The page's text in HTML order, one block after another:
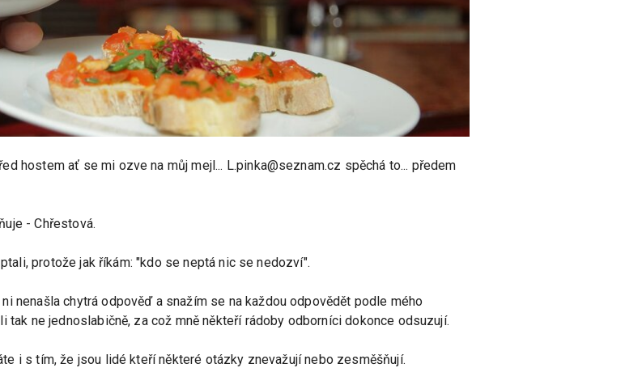
hostem ať se mi ozve na můj mejl... L.pinka@seznam.cz spěchá to... předem
- Chřestová.
protože jak říkám: "kdo se neptá nic se nedozví".
nenašla chytrá odpověď a snažím se na každou odpovědět podle mého
ne jednoslabičně, za což mně někteří rádoby odborníci dokonce odsuzují.
i s tím, že jsou lidé kteří některé otázky znevažují nebo zesměšňují.